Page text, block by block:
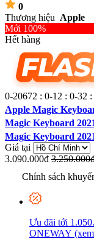
0
Thương hiệu Apple
Mới 100%
Hết hàng
0-20672 : 0-12 : 0-32 :
Apple Magic
Magic Keyboard
Magic Keyboard
Giá tại
3.090.000đ
Chính sách
Ưu đãi tới
ONEWAY